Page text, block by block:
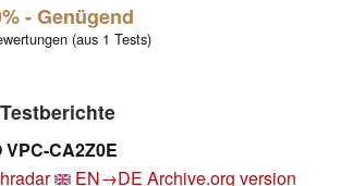
- Genügend
(aus 1 Tests)
VPC-CA2Z0E
EN→DE Archive.org version